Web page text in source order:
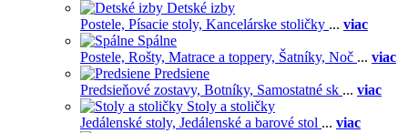
Detské izby
Postele, Písacie stoly, Kancelárske stoličky ... viac
Spálne
Postele, Rošty, Matrace a toppery, Šatníky, Noč ... viac
Predsiene
Predsieňové zostavy, Botníky, Samostatné sk ... viac
Stoly a stoličky
Jedálenské stoly, Jedálenské a barové stol ... viac